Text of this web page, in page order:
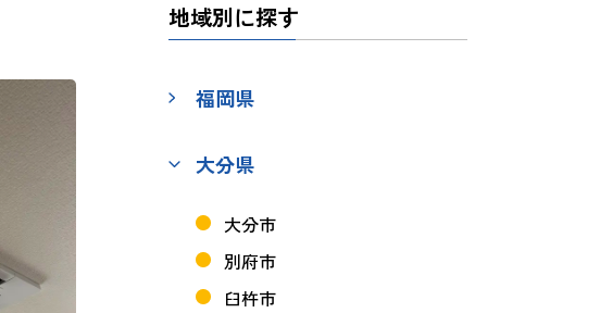
地域別に探す
福岡県
大分県
大分市
別府市
臼杵市